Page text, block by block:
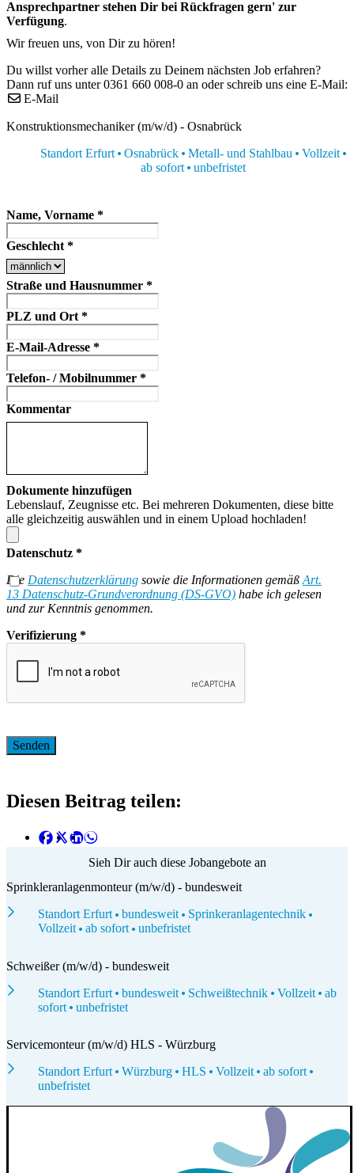
Ansprechpartner stehen Dir bei Rückfragen gern' zur
Verfügung.
Wir freuen uns, von Dir zu hören!
Du willst vorher alle Details zu Deinem nächsten Job erfahren?
Dann ruf uns unter 0361 660 008-0 an oder schreib uns eine E-Mail:
E-Mail
Konstruktionsmechaniker (m/w/d) - Osnabrück
Standort Erfurt Osnabrück Metall- und Stahlbau Vollzeit
ab sofort unbefristet
Name, Vorname *
Geschlecht *
Straße und Hausnummer *
PLZ und Ort *
E-Mail-Adresse *
Telefon- / Mobilnummer *
Kommentar
Dokumente hinzufügen
Lebenslauf, Zeugnisse etc. Bei mehreren Dokumenten, diese bitte
alle gleichzeitig auswählen und in einem Upload hochladen!
Datenschutz *
Die Datenschutzerklärung sowie die Informationen gemäß Art.
13 Datenschutz-Grundverordnung (DS-GVO) habe ich gelesen
und zur Kenntnis genommen.
Verifizierung *
Diesen Beitrag teilen:
Sieh Dir auch diese Jobangebote an
Sprinkleranlagenmonteur (m/w/d) - bundesweit
Standort Erfurt
bundesweit
Sprinkeranlagentechnik
Vollzeit
ab sofort unbefristet
Schweißer (m/w/d) - bundesweit
Standort Erfurt
bundesweit Schweißtechnik Vollzeit
ab
sofort
unbefristet
Servicemonteur (m/w/d) HLS - Würzburg
Standort Erfurt
Würzburg HLS Vollzeit
ab sofort
unbefristet